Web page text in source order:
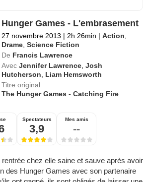
Hunger Games - L'embrasement
27 novembre 2013 | 2h 26min | Action
Drame ,Science Fiction
De Francis Lawrence
Avec Jennifer Lawrence ,Josh
Hutcherson
Liam Hemsworth
Titre original
The Hunger Games - Catching Fire
Spectateurs
3,9
Mes amis
--
chez elle saine et sauve après avoir
des Hunger Games avec son partenaire